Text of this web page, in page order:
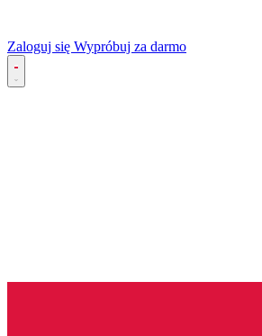
Zaloguj się Wypróbuj za darmo